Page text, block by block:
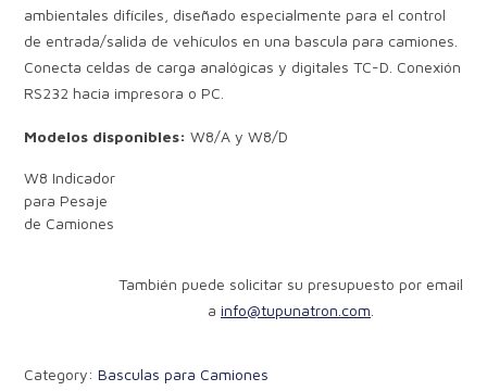
ambientales difíciles, diseñado especialmente para el control
de entrada/salida de vehículos en una bascula para camiones.
Conecta celdas de carga analógicas y digitales TC-D. Conexión
RS232 hacia impresora o PC.
Modelos disponibles: W8/A y W8/D
W8 Indicador
para Pesaje
de Camiones
También puede solicitar su presupuesto por email
a info@tupunatron.com
Category: Basculas para Camiones